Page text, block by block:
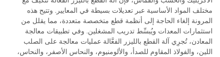
مختلف المواد الأساسية عبر تعديلات بسيطة في المعايير. وتتيح هذه
المرونة إلغاء الحاجة إلى أنظمة قطع متخصصة متعددة، مما يقلل من
استثمارات المعدات ويُبسِّط تدريب المشغلين. وفي تطبيقات معالجة
المعادن، تُجرِي آلة القطع بالليزر الفعَّالة عمليات معالجة على الصلب
اللين، والفولاذ المقاوم للصدأ، والألومنيوم، والنحاس الأصفر، والنحاس،